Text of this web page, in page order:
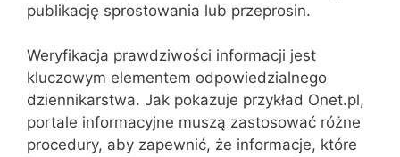
publikację sprostowania lub przeprosin.
Weryfikacja prawdziwości informacji jest
kluczowym elementem odpowiedzialnego
dziennikarstwa. Jak pokazuje przykład Onet.pl,
portale informacyjne muszą zastosować różne
procedury, aby zapewnić, że informacje, które